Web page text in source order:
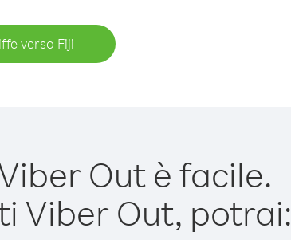
verso Fiji
Out è facile.
Viber Out, potrai: